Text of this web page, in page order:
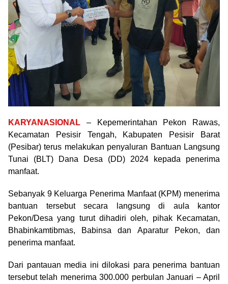
KARYANASIONAL – Kepemerintahan Pekon Rawas,
Kecamatan Pesisir Tengah, Kabupaten Pesisir Barat
(Pesibar) terus melakukan penyaluran Bantuan Langsung
Tunai (BLT) Dana Desa (DD) 2024 kepada penerima
manfaat.
Sebanyak 9 Keluarga Penerima Manfaat (KPM) menerima
bantuan tersebut secara langsung di aula kantor
Pekon/Desa yang turut dihadiri oleh, pihak Kecamatan,
Bhabinkamtibmas, Babinsa dan Aparatur Pekon, dan
penerima manfaat.
Dari pantauan media ini dilokasi para penerima bantuan
tersebut telah menerima 300.000 perbulan Januari – April